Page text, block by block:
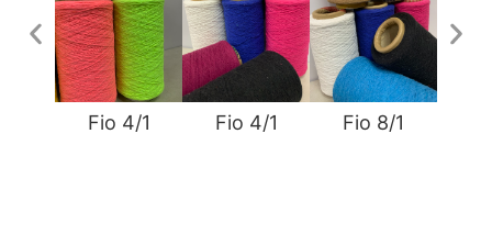
Fio 4/1 Fio 4/1 Fio 8/1